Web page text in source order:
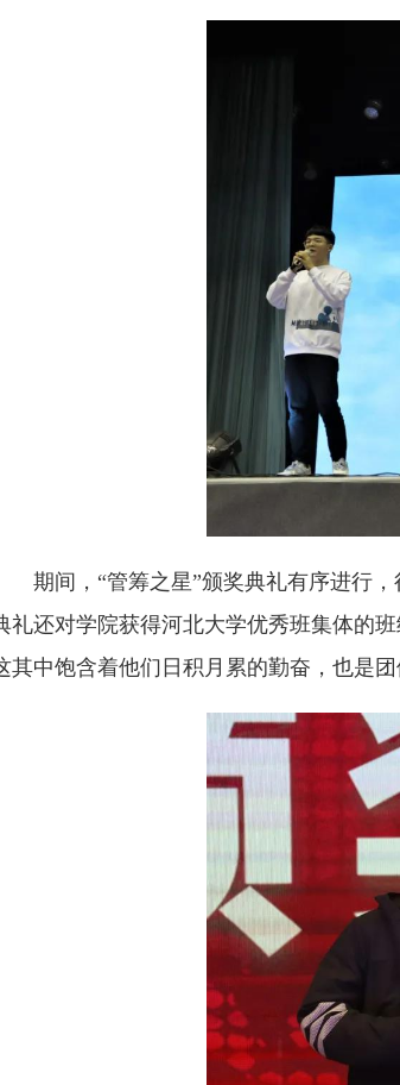
期间，“管筹之星”颁奖典礼有序进行
礼还对学院获得河北大学优秀班集体的
其中饱含着他们日积月累的勤奋，也是团